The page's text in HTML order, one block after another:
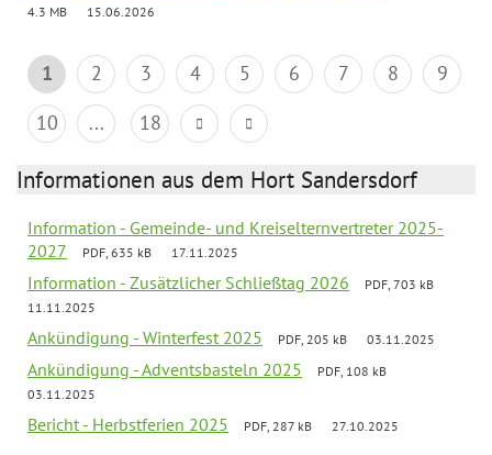
4.3 MB
15.06.2026
1 2 3 4 5 6 7 8
9
10
... 18
Informationen aus dem Hort Sandersdorf
Information - Gemeinde- und Kreiselternvertreter 2025-
2027
PDF, 635 kB 17.11.2025
Information - Zusätzlicher Schließtag 2026
PDF, 703 kB
11.11.2025
Ankündigung - Winterfest 2025 PDF, 205 kB 03.11.2025
Ankündigung - Adventsbasteln 2025
PDF, 108 kB
03.11.2025
Bericht - Herbstferien 2025 PDF, 287 kB 27.10.2025